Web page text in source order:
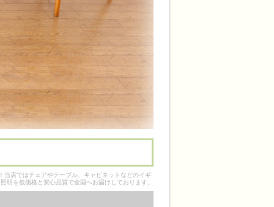
店ではチェアやテーブル、キャビネットなどのイギ
明を低価格と安心品質で全国へお届けしております。